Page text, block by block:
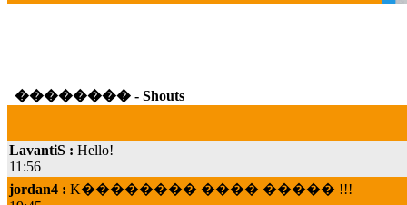
�������� - Shouts
11:56
jordan4 :K�������� ���� ����� !!!
19:45